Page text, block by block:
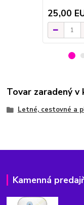
25,00
Tovar zaradený v
Letné, cestovné a
Kamenná